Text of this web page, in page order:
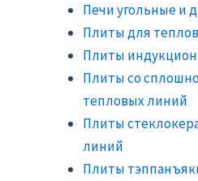
Печи угольные и
Плиты для
Плиты
Плиты со
тепловых линий
Плиты
линий
Плиты